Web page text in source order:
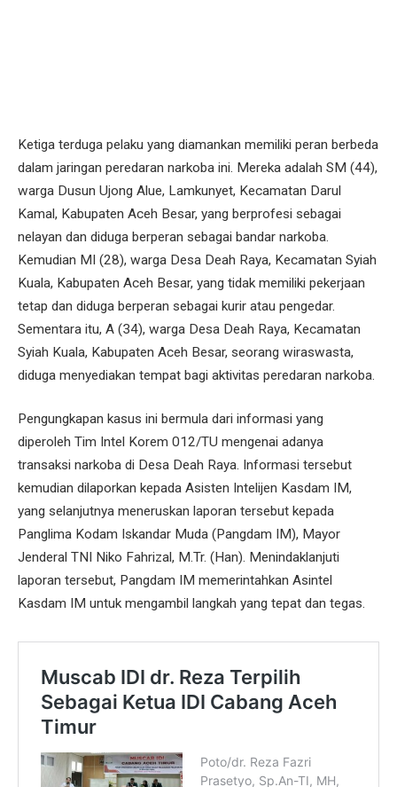
Ketiga terduga pelaku yang diamankan memiliki peran berbeda
dalam jaringan peredaran narkoba ini. Mereka adalah SM (44),
warga Dusun Ujong Alue, Lamkunyet, Kecamatan Darul
Kamal, Kabupaten Aceh Besar, yang berprofesi sebagai
nelayan dan diduga berperan sebagai bandar narkoba.
Kemudian MI (28), warga Desa Deah Raya, Kecamatan Syiah
Kuala, Kabupaten Aceh Besar, yang tidak memiliki pekerjaan
tetap dan diduga berperan sebagai kurir atau pengedar.
Sementara itu, A (34), warga Desa Deah Raya, Kecamatan
Syiah Kuala, Kabupaten Aceh Besar, seorang wiraswasta,
diduga menyediakan tempat bagi aktivitas peredaran narkoba.
Pengungkapan kasus ini bermula dari informasi yang
diperoleh Tim Intel Korem 012/TU mengenai adanya
transaksi narkoba di Desa Deah Raya. Informasi tersebut
kemudian dilaporkan kepada Asisten Intelijen Kasdam IM,
yang selanjutnya meneruskan laporan tersebut kepada
Panglima Kodam Iskandar Muda (Pangdam IM), Mayor
Jenderal TNI Niko Fahrizal, M.Tr. (Han). Menindaklanjuti
laporan tersebut, Pangdam IM memerintahkan Asintel
Kasdam IM untuk mengambil langkah yang tepat dan tegas.